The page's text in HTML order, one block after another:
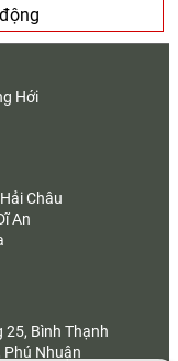
Hới
Châu
An
25, Bình Thạnh
Nhuận